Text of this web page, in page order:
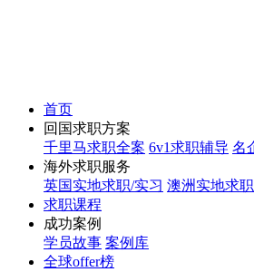
首页
回国求职方案
千里马求职全案 6v1求职辅导 名
海外求职服务
英国实地求职/实习 澳洲实地求
求职课程
成功案例
学员故事 案例库
全球offer榜